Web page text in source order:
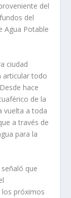
del
del
Agua Potable
ciudad
articular todo
hace
de la
vuelta a toda
a través de
para la
que
los próximos